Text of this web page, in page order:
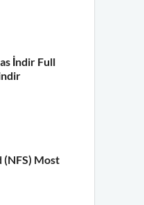
İndir Full
(NFS) Most